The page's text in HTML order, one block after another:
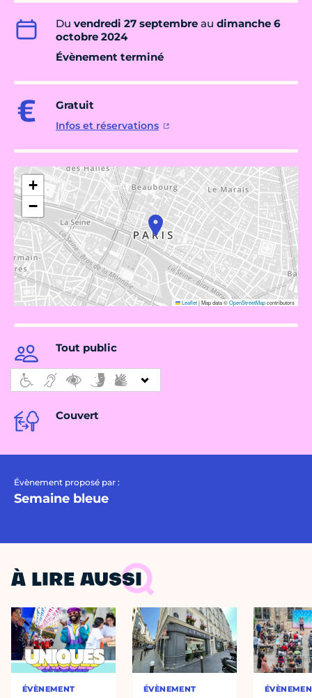
Du vendredi 27 septembre au dimanche 6
octobre 2024
Évènement terminé
Gratuit
Infos et réservations
+
−
Leaflet|Map data ©OpenStreetMapcontributors
Tout public
Couvert
Évènement proposé par :
Semaine bleue
À LIRE AUSSI
ÉVÈNEMENT ÉVÈNEMENT